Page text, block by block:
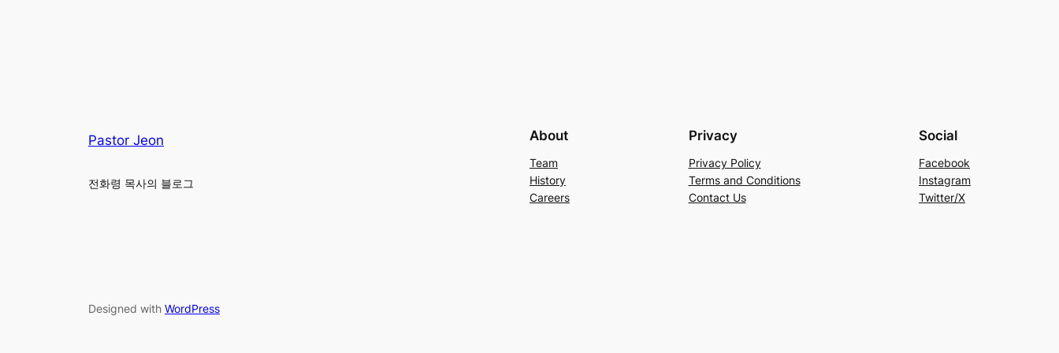
Pastor Jeon
전화령 목사의 블로그
About
Team
History
Careers
Privacy
Privacy Policy
Terms and Conditions
Contact Us
Social
Facebook
Instagram
Twitter/X
Designed with WordPress